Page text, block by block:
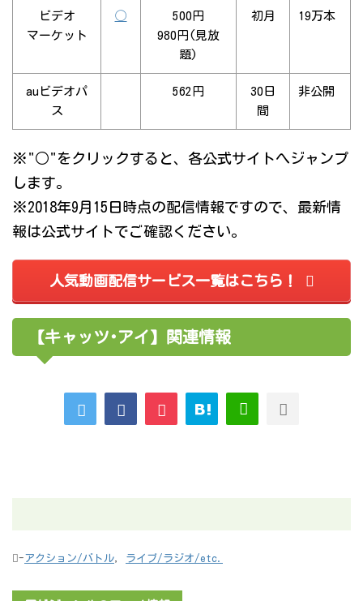
ビデオ
マーケット
◯
500円
980円(見放
題)
初月 19万本
auビデオパ
ス
562円
30日
間
非公開
※"○"をクリックすると、各公式サイトへジャンプ
します。
※2018年9月15日時点の配信情報ですので、最新情
報は公式サイトでご確認ください。
人気動画配信サービス一覧はこちら！
【キャッツ･アイ】関連情報
- アクション/バトル, ライブ/ラジオ/etc.